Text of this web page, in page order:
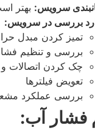
سرویس: بهتر
بررسی در سرویس:
تمیز کردن مبدل
بررسی و تنظیم
چک کردن اتصالات و
تعویض فیلترها
بررسی عملکرد
فشار آب: